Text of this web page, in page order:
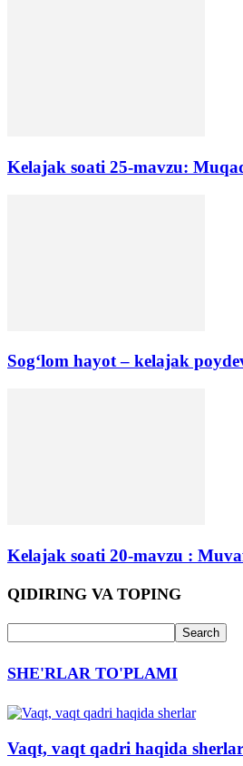
Kelajak soati 25-mavzu:
Sog‘lom hayot – kelajak
Kelajak soati 20-mavzu :
QIDIRING VA TOPING
SHE'RLAR TO'PLAMI
Vaqt, vaqt qadri haqida sherlar